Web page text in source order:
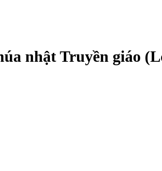
nhật Truyền giáo